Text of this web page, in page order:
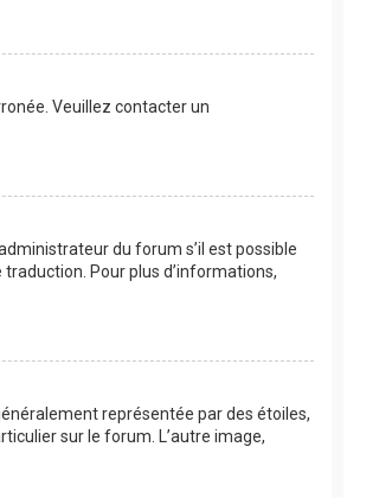
Veuillez contacter un
du forum s’il est possible
Pour plus d’informations,
représentée par des étoiles,
sur le forum. L’autre image,